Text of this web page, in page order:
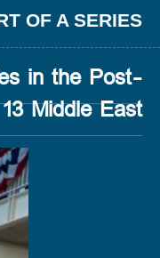
OF A SERIES
in the Post-
Middle East